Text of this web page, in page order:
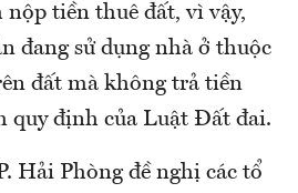
tiền thuê đất, vì vậy,
đang sử dụng nhà ở thuộc
đất mà không trả tiền
quy định của Luật Đất đai.
Hải Phòng đề nghị các tổ